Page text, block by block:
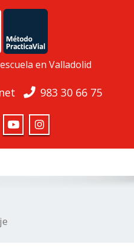
en Valladolid
983 30 66 75